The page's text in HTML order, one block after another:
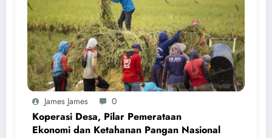
James James 0
Koperasi Desa, Pilar Pemerataan
Ekonomi dan Ketahanan Pangan Nasional